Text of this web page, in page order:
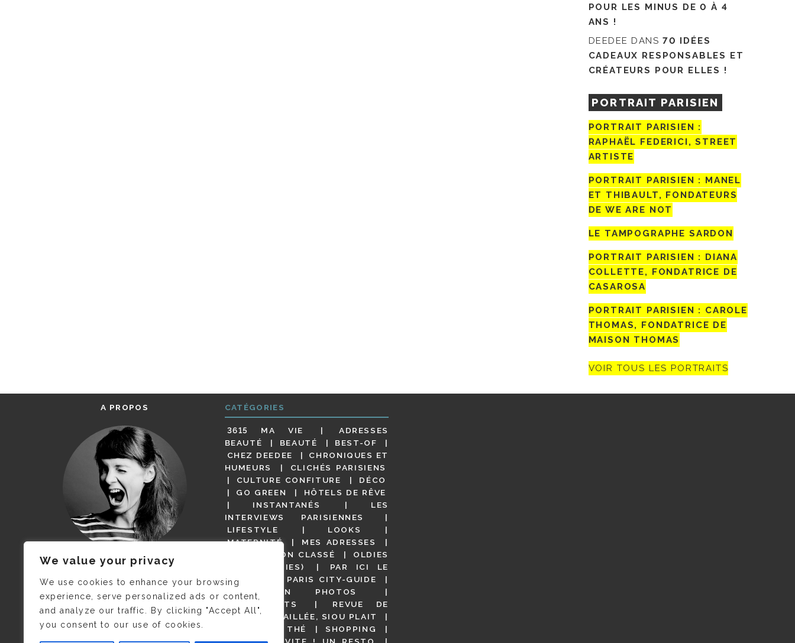
We value your privacy
We use cookies to enhance your browsing
experience, serve personalized ads or content,
and analyze our traffic. By clicking "Accept All",
you consent to our use of cookies.
POUR LES MINUS DE 0 À 4
ANS !
DEEDEE DANS 70 IDÉES
CADEAUX RESPONSABLES ET
CRÉATEURS POUR ELLES !
PORTRAIT PARISIEN
PORTRAIT PARISIEN :
RAPHAËL FEDERICI, STREET
ARTISTE
PORTRAIT PARISIEN : MANEL
ET THIBAULT, FONDATEURS
DE WE ARE NOT
LE TAMPOGRAPHE SARDON
PORTRAIT PARISIEN : DIANA
COLLETTE, FONDATRICE DE
CASAROSA
PORTRAIT PARISIEN : CAROLE
THOMAS, FONDATRICE DE
MAISON THOMAS
VOIR TOUS LES PORTRAITS
A PROPOS
JE M’APPELLE DELPHINE MAIS
C’EST ©CAMILLE COLLIN QUI A
PRIS CETTE PHOTO !
CATÉGORIES
3615 MA VIE
ADRESSES
BEAUTÉ
BEAUTÉ
BEST-OF
CHEZ DEEDEE
CHRONIQUES ET
HUMEURS
CLICHÉS PARISIENS
CULTURE CONFITURE
DÉCO
GO GREEN
HÔTELS DE RÊVE
INSTANTANÉS
LES
INTERVIEWS PARISIENNES
LIFESTYLE
LOOKS
MATERNITÉ
MES ADRESSES
NON CLASSÉ
OLDIES
(BUT GOODIES)
PAR ICI LE
MAGOT !
PARIS CITY-GUIDE
PARIS EN PHOTOS
RESTAURANTS
REVUE DE
PRESSE DÉTAILLÉE, SIOU PLAIT
SALONS DE THÉ
SHOPPING
VIDÉOS
VITE ! UN RESTO